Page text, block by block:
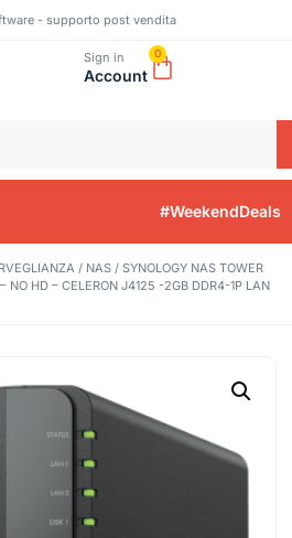
- supporto post vendita
Sign in
Account
0
#WeekendDeals
/ NAS / SYNOLOGY NAS TOWER
HD – CELERON J4125 -2GB DDR4-1P LAN